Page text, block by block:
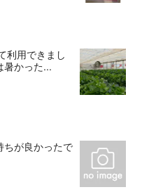
利用できまし
暑かった...
ちが良かったで